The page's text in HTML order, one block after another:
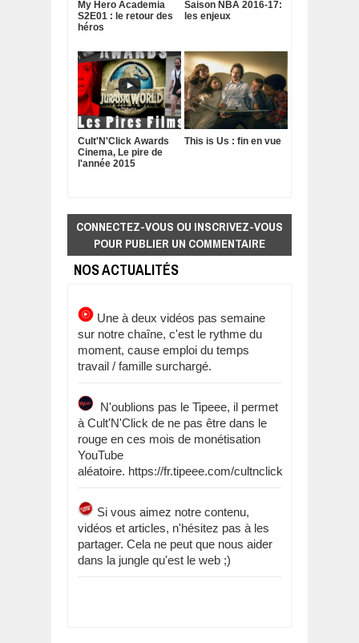
My Hero Academia
S2E01 : le retour des
héros
Saison NBA 2016-17:
les enjeux
Cult'N'Click Awards
Cinema, Le pire de
l'année 2015
This is Us : fin en vue
CONNECTEZ-VOUS OU INSCRIVEZ-VOUS
POUR PUBLIER UN COMMENTAIRE
NOS ACTUALITÉS
Une à deux vidéos pas semaine
sur notre chaîne, c'est le rythme du
moment, cause emploi du temps
travail / famille surchargé.
N'oublions pas le Tipeee, il permet
à Cult'N'Click de ne pas être dans le
rouge en ces mois de monétisation
YouTube
aléatoire. https://fr.tipeee.com/cultnclick
Si vous aimez notre contenu,
vidéos et articles, n'hésitez pas à les
partager. Cela ne peut que nous aider
dans la jungle qu'est le web ;)